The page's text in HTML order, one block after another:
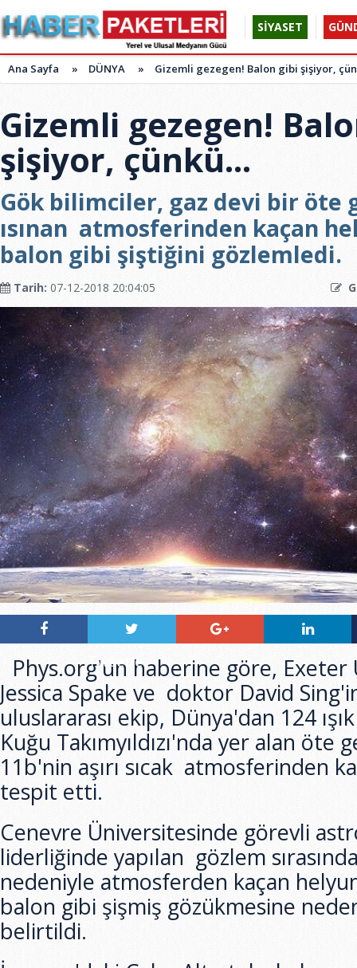
SİYASET
Ana Sayfa » DÜNYA » Gizemli gezegen! Balon gibi şişiyor,
Gizemli gezegen!
şişiyor, çünkü...
Gök bilimciler, gaz devi bir öte
ısınan atmosferinden kaçan
balon gibi şiştiğini gözlemledi.
Tarih: 07-12-2018 20:04:05
Tweetle
Phys.org'un haberine göre, Exeter
Jessica Spake ve doktor David
uluslararası ekip, Dünya'dan 124 ışık
Kuğu Takımyıldızı'nda yer alan öte
11b'nin aşırı sıcak atmosferinden
tespit etti.
Cenevre Üniversitesinde görevli
liderliğinde yapılan gözlem
nedeniyle atmosferden kaçan
balon gibi şişmiş gözükmesine
belirtildi.